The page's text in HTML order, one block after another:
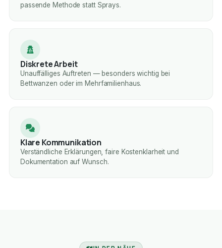
passende Methode statt Sprays.
Diskrete Arbeit
Unauffälliges Auftreten — besonders wichtig bei
Bettwanzen oder im Mehrfamilienhaus.
Klare Kommunikation
Verständliche Erklärungen, faire Kostenklarheit und
Dokumentation auf Wunsch.